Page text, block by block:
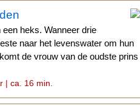
heks. Wanneer drie
naar het levenswater om hun
de vrouw van de oudste prins
| ca. 16 min.